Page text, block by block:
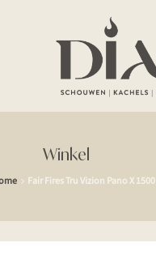
Winkel
Fair Fires Tru Vizion Pano X 1500